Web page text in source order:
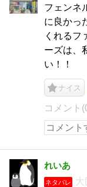
フェンネ
に良かっ
くれるフ
ーズは、
い！！
ナイス
コメント
れいあ
ネタバレ 大